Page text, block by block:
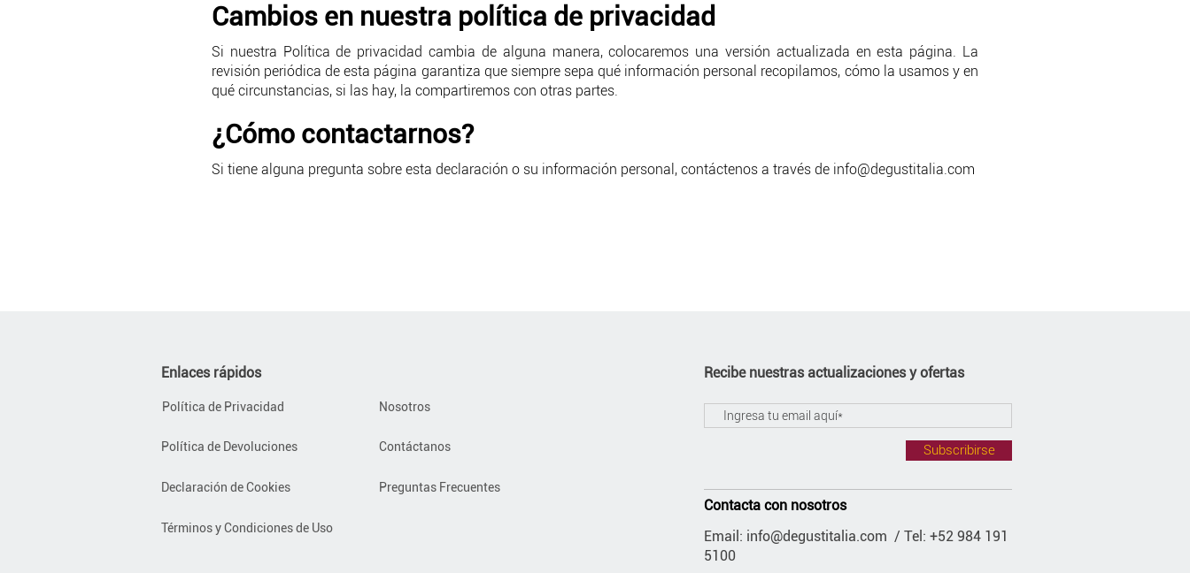
Cambios en nuestra política de privacidad
Si nuestra Política de privacidad cambia de alguna manera, colocaremos una versión actualizada en esta página. La
revisión periódica de esta página garantiza que siempre sepa qué información personal recopilamos, cómo la usamos y en
qué circunstancias, si las hay, la compartiremos con otras partes.
¿Cómo contactarnos?
Si tiene alguna pregunta sobre esta declaración o su información personal, contáctenos a través de info@degustitalia.com
Enlaces rápidos
Política de Privacidad
Política de Devoluciones
Declaración de Cookies
Nosotros
Contáctanos
Preguntas Frecuentes
Términos y Condiciones de Uso
Recibe nuestras actualizaciones y ofertas
Subscribirse
Contacta con nosotros
Email: info@degustitalia.com / Tel: +52 984 191
5100